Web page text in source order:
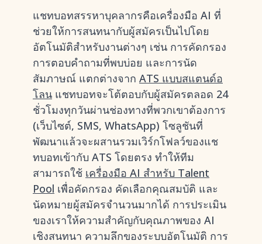
แชทบอทสรรหาบุคลากรคือเครื่องมือ AI ที่
ช่วยให้การสนทนากับผู้สมัครเป็นไปโดย
อัตโนมัติสำหรับงานต่างๆ เช่น การคัดกรอง
การตอบคำถามที่พบบ่อย และการนัด
สัมภาษณ์ แตกต่างจาก ATS แบบสแตนด์อ
โลน แชทบอทจะโต้ตอบกับผู้สมัครตลอด 24
ชั่วโมงทุกวันผ่านช่องทางที่พวกเขาต้องการ
(เว็บไซต์, SMS, WhatsApp) โซลูชันที่
พัฒนาแล้วจะผสานรวมเวิร์กโฟลว์ของแช
ทบอทเข้ากับ ATS โดยตรง ทำให้ทีม
สามารถใช้ เครื่องมือ AI สำหรับ Talent
Pool เพื่อคัดกรอง คัดเลือกคุณสมบัติ และ
นัดหมายผู้สมัครจำนวนมากได้ การประเมิน
ของเราให้ความสำคัญกับคุณภาพของ AI
เชิงสนทนา ความลึกของระบบอัตโนมัติ การ